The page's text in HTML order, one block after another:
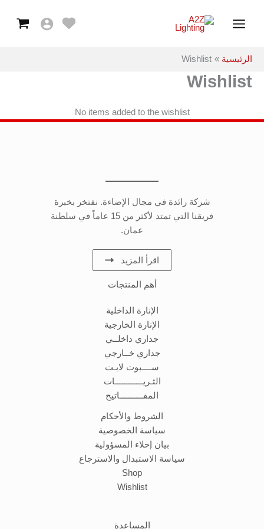
Menu
الرئيسية Wishlist
Wishlist
No items added to the wishlist
شركة رائدة في مجال الإضاءة. نفتخر بخبرة
فريقنا التي تمتد لأكثر من 15 عاماً في سلطنة
عمان.
اقرأ المزيد
أهم المنتجات
الإنارة الداخلية
الإنارة الخارجية
جداري داخلــي
جداري خــارجي
ســــبوت لايـت
الثـريــــــــــــات
المفــــــــــاتيح
الشروط والأحكام
سياسة الخصوصية
بيان إخلاء المسؤولية
سياسة الاستبدال والاسترجاع
Shop
Wishlist
المساعدة